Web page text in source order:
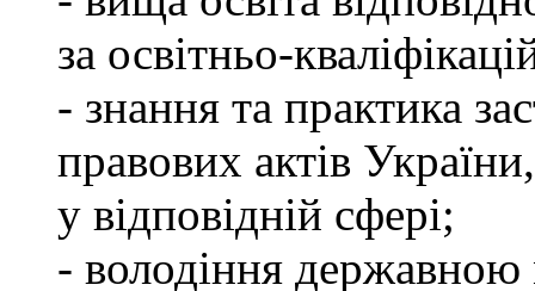
за освітньо-
- знання та практика
правових актів
у відповідній сфері;
- володіння державною